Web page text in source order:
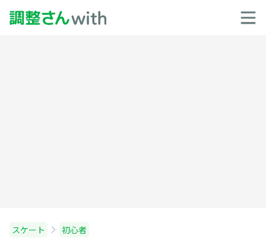
スケート 初心者